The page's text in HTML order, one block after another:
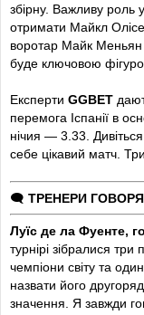
31’ МБАППЕ!У
лівого
33’ Ямал
37’ ДЕМБЕЛЕ!
дальній
39’ Простріл
42’
Офсайд у
штрафного.
44’ ОФСАЙД!
у офсайд на
який скинув
збірну. Важливу роль
отримати Майкл
воротар Майк Меньян
буде ключовою
Експерти GGBET
перемога Іспанії в
нічия — 3.33.
себе цікавий матч.
🗨️ ТРЕНЕРИ
Луїс де ла Фуенте,
турнірі зібралися
чемпіони світу та
назвати його
значення. Я завжди